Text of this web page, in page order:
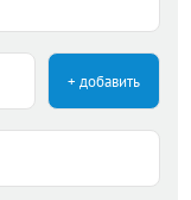
+ добавить